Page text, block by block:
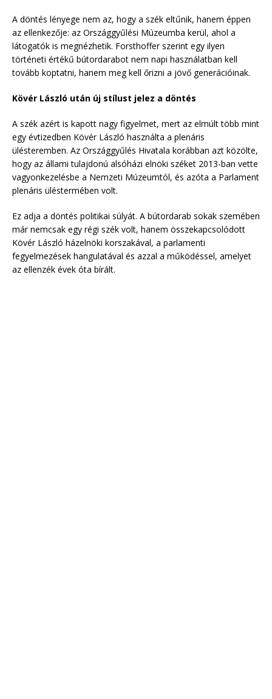
A döntés lényege nem az, hogy a szék eltűnik, hanem éppen
az ellenkezője: az Országgyűlési Múzeumba kerül, ahol a
látogatók is megnézhetik. Forsthoffer szerint egy ilyen
történeti értékű bútordarabot nem napi használatban kell
tovább koptatni, hanem meg kell őrizni a jövő generációinak.
Kövér László után új stílust jelez a döntés
A szék azért is kapott nagy figyelmet, mert az elmúlt több mint
egy évtizedben Kövér László használta a plenáris
ülésteremben. Az Országgyűlés Hivatala korábban azt közölte,
hogy az állami tulajdonú alsóházi elnöki széket 2013-ban vette
vagyonkezelésbe a Nemzeti Múzeumtól, és azóta a Parlament
plenáris üléstermében volt.
Ez adja a döntés politikai súlyát. A bútordarab sokak szemében
már nemcsak egy régi szék volt, hanem összekapcsolódott
Kövér László házelnöki korszakával, a parlamenti
fegyelmezések hangulatával és azzal a működéssel, amelyet
az ellenzék évek óta bírált.